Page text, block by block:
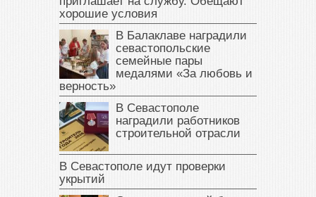
хорошие условия
В Балаклаве наградили
севастопольские
семейные пары
медалями «За любовь и
верность»
В Севастополе
наградили работников
строительной отрасли
В Севастополе идут проверки
укрытий